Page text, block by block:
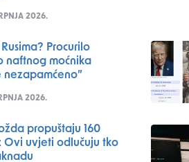
2026.
Procurilo
naftnog moćnika
nezapamćeno”
2026.
propuštaju 160
Ovi uvjeti odlučuju tko